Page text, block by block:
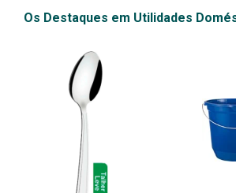
Os Destaques em Utilidades